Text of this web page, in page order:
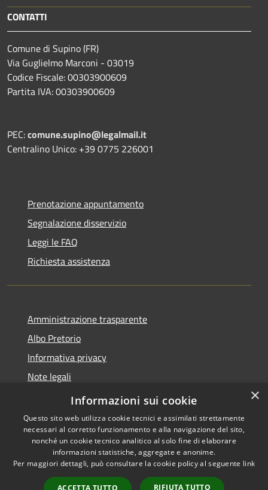
CONTATTI
Comune di Supino (FR)
Via Guglielmo Marconi - 03019
Codice Fiscale: 00303900609
Partita IVA: 00303900609
PEC:comune.supino@legalmail.it
Centralino Unico: +39 0775 226001
Prenotazione appuntamento
Segnalazione disservizio
Leggi le FAQ
Richiesta assistenza
Amministrazione trasparente
Albo Pretorio
Informativa privacy
Note legali
Dichiarazione di accessibilità
Accessibilità
Copyright © 2026 • Comune di
Supino • Powered by
Municipium• Accesso
×
Informazioni sui cookie
Questo sito web utilizza cookie tecnici e assimilati strettamente
necessari al corretto funzionamento e alla navigazione del sito,
nonché un cookie tecnico analitico al solo fine di elaborare
informazioni statistiche, aggregate e anonime.
Per maggiori dettagli, può consultare la cookie policy al seguente link
ACCETTA TUTTO RIFIUTA TUTTO